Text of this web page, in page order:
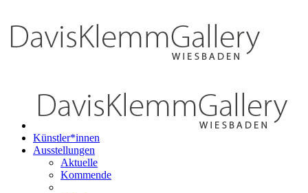
Künstler*innen
Ausstellungen
Aktuelle
Kommende